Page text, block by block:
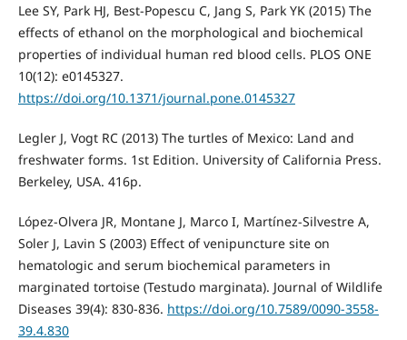
Lee SY, Park HJ, Best-Popescu C, Jang S, Park YK (2015) The
effects of ethanol on the morphological and biochemical
properties of individual human red blood cells. PLOS ONE
10(12): e0145327.
https://doi.org/10.1371/journal.pone.0145327
Legler J, Vogt RC (2013) The turtles of Mexico: Land and
freshwater forms. 1st Edition. University of California Press.
Berkeley, USA. 416p.
López-Olvera JR, Montane J, Marco I, Martínez-Silvestre A,
Soler J, Lavin S (2003) Effect of venipuncture site on
hematologic and serum biochemical parameters in
marginated tortoise (Testudo marginata). Journal of Wildlife
Diseases 39(4): 830-836. https://doi.org/10.7589/0090-3558-
39.4.830